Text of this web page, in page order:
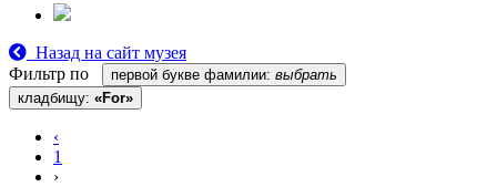
Назад на сайт музея
Фильтр по
первой букве фамилии: выбрать
кладбищу: «For»
‹
1
›